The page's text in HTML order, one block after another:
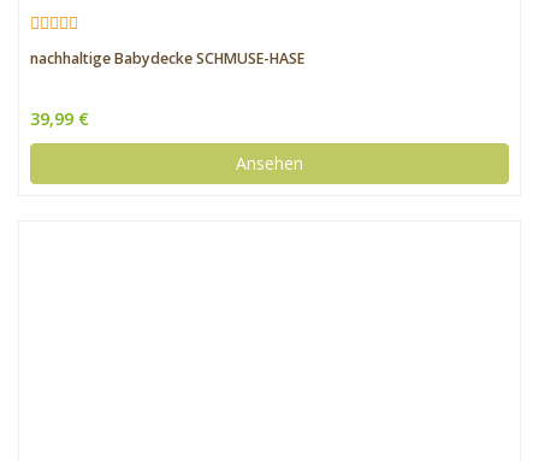
nachhaltige Babydecke SCHMUSE-HASE
39,99 €
Ansehen